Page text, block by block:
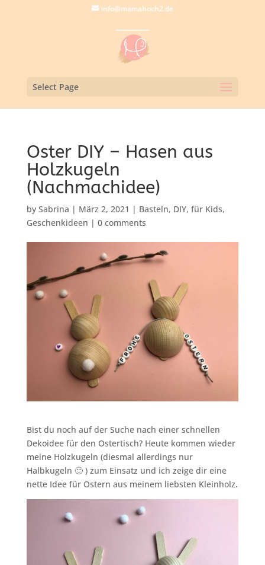
info@mamahoch2.de
Select Page
Oster DIY – Hasen aus
Holzkugeln
(Nachmachidee)
by Sabrina | März 2, 2021 | Basteln, DIY, für Kids,
Geschenkideen | 0 comments
Bist du noch auf der Suche nach einer schnellen
Dekoidee für den Ostertisch? Heute kommen wieder
meine Holzkugeln (diesmal allerdings nur
Halbkugeln 🙂 ) zum Einsatz und ich zeige dir eine
nette Idee für Ostern aus meinem liebsten Kleinholz.